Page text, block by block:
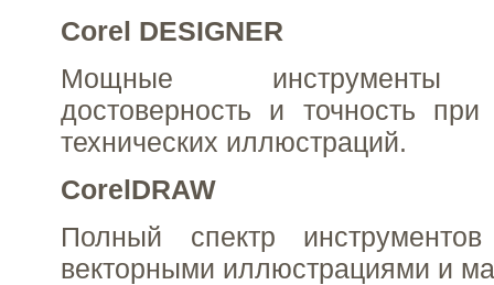
Corel DESIGNER
Мощные инструменты
достоверность и точность
технических иллюстраций.
CorelDRAW
Полный спектр
векторными иллюстрациями и